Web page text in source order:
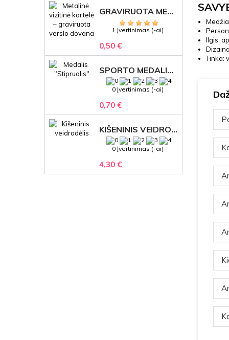
GRAVIRUOTA METALINĖ VIZITINĖ KORTELĖ SU LOGOTIPU – REPREZENTACINĖ VERSLO DOVANA
1 Įvertinimas (-ai)
0,50 €
SPORTO MEDALIS "STIPRUOLIS" SU GRAVIRUOTU TEKSTU
0 Įvertinimas (-ai)
0,70 €
KIŠENINIS VEIDRODĖLIS
0 Įvertinimas (-ai)
4,30 €
Ilgis:
Tinka: